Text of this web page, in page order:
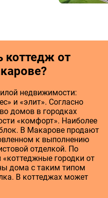
коттедж от
недвижимости:
и «элит». Согласно
домов в городках
«комфорт». Наиболее
В Макарове продают
к выполнению
отделкой. По
городки от
дома с таким типом
В коттеджах может